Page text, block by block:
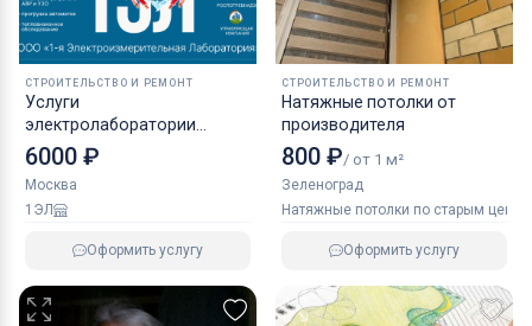
СТРОИТЕЛЬСТВО И РЕМОНТ
Услуги
электролаборатории
Электроизмерения
6000 ₽
Москва
1ЭЛ
Оформить услугу
СТРОИТЕЛЬСТВО И РЕМОНТ
Натяжные потолки от
производителя
800 ₽/ от 1 м²
Зеленоград
Натяжные потолки по старым ценам
Оформить услугу